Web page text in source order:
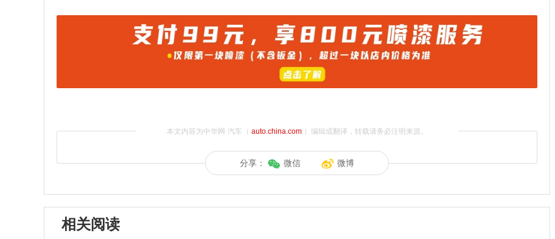
本文内容为中华网·汽车（ auto.china.com）编辑或翻译，转载请务必注明来源。
分享： 微信 微博
相关阅读